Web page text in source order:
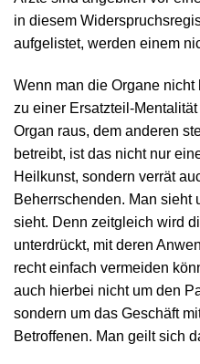
in diesem
aufgelistet, werden einem
Wenn man die Organe
zu einer Ersatzteil-
Organ raus, dem anderen
betreibt, ist das nicht nur
Heilkunst, sondern verrät
Beherrschenden. Man sieht
sieht. Denn zeitgleich wird
unterdrückt, mit deren
recht einfach vermeiden
auch hierbei nicht um den
sondern um das Geschäft
Betroffenen. Man geilt sich